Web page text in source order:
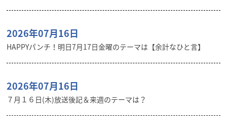
2026年07月16日
HAPPYパンチ！明日7月17日金曜のテーマは【余計なひと言】
2026年07月16日
７月１６日(木)放送後記＆来週のテーマは？